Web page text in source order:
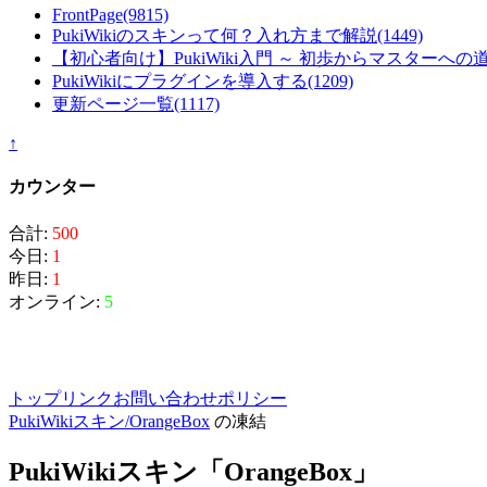
FrontPage(9815)
PukiWikiのスキンって何？入れ方まで解説(1449)
【初心者向け】PukiWiki入門 ～ 初歩からマスターへの
PukiWikiにプラグインを導入する(1209)
更新ページ一覧(1117)
↑
カウンター
合計: 500
今日: 1
昨日: 1
オンライン: 5
トップリンクお問い合わせポリシー
PukiWikiスキン/OrangeBox の凍結
PukiWikiスキン「OrangeBox」